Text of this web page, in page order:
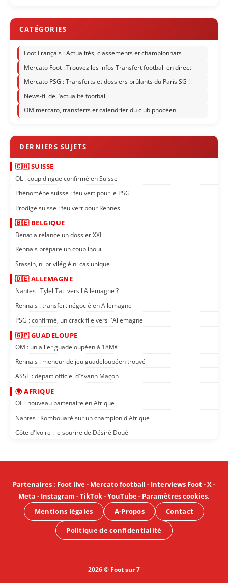
Foot Français : Actualités, classements et championnats
Mercato Foot : Trouvez les infos Transfert football en direct
Mercato PSG : Transferts et dossiers brûlants du Paris SG !
News-fil de l’actualité football
OM mercato, transferts et calendrier du club phocéen
🇨🇭 SUISSE
OL : coup dingue confirmé en Suisse
Phénomène suisse : feu vert pour le PSG
Prodige suisse : feu vert pour Rennes
🇧🇪 BELGIQUE
Benatia relance un dossier XXL
Rennais prépare un coup inouï
Stassin, ni privilégié ni cas unique
🇩🇪 ALLEMAGNE
Nantes : Tylel Tati vers l'Allemagne ?
Rennais : transfert négocié en Allemagne
PSG : confirmé, un crack file vers l'Allemagne
🇬🇵 GUADELOUPE
OM : un ailier guadeloupéen à 18M€
Rennais : meneur de jeu guadeloupéen trouvé
ASSE : départ officiel d'Yvann Maçon
🌍 AFRIQUE
OL : nouveau partenaire en Afrique
Nantes : Kombouaré sur un champion d'Afrique
Côte d'Ivoire : le sourire de Désiré Doué
Partenaires: Foot live- Mercato football - Interviews Foot-X-
Meta - Instagram -TikTok-YouTube- Paramètres cookies.
Mentions légales
A-Propos Contact
Politique de confidentialité
2026 © Foot sur 7